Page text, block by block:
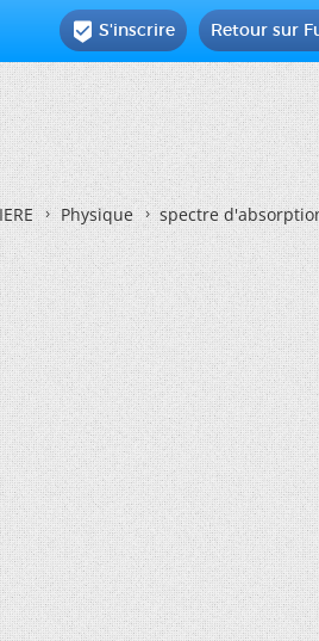
Retour sur
 S'inscrire
Physique spectre